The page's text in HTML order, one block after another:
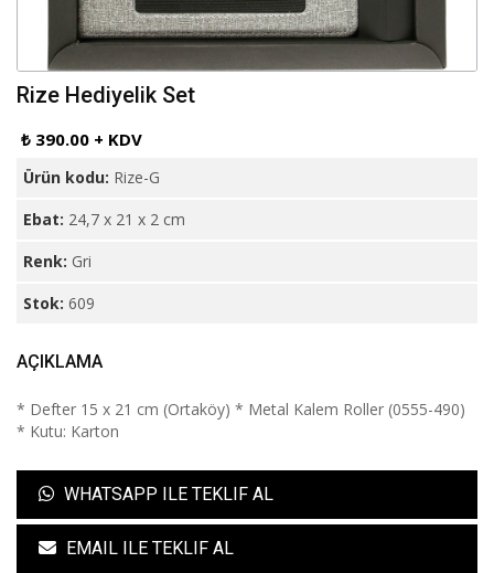
Rize Hediyelik Set
₺ 390.00 + KDV
Ürün kodu: Rize-G
Ebat: 24,7 x 21 x 2 cm
Renk: Gri
Stok: 609
AÇIKLAMA
* Defter 15 x 21 cm (Ortaköy) * Metal Kalem Roller (0555-490)
* Kutu: Karton
WHATSAPP ILE TEKLIF AL
EMAIL ILE TEKLIF AL